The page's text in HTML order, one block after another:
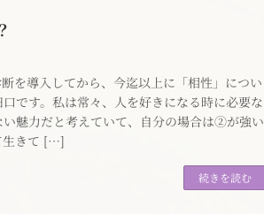
を導入してから、今迄以上に「相性」につい
です。私は常々、人を好きになる時に必要な
魅力だと考えていて、自分の場合は②が強い
生きて […]
続きを読む